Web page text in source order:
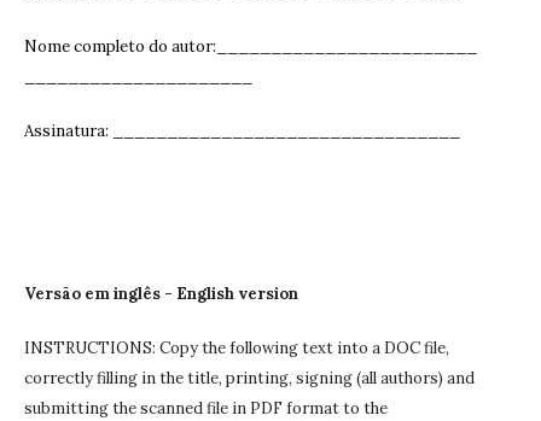
Nome completo do autor:________________________
Assinatura: ______________________________
Versão em inglês - English version
INSTRUCTIONS: Copy the following text into a DOC file,
correctly filling in the title, printing, signing (all authors) and
submitting the scanned file in PDF format to the